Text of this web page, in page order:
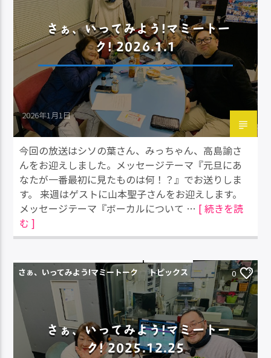
さぁ、いってみよう!マミートー
ク! 2026.1.1
2026年1月1日
今回の放送はシソの葉さん、みっちゃん、高島諭さ
んをお迎えしました。メッセージテーマ『元旦にあ
なたが一番最初に見たものは何！？』でお送りしま
す。 来週はゲストに山本聖子さんをお迎えします。
メッセージテーマ『ボーカルについて … [ 続きを読
む ]
さぁ、いってみよう!マミートーク トピックス 0
さぁ、いってみよう!マミートー
ク! 2025.12.25